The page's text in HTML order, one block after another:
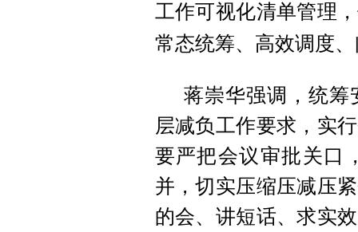
工作可视化清单管理
常态统筹、高效调度
蒋崇华强调，统筹
层减负工作要求，实
要严把会议审批关口
并，切实压缩压减压
的会、讲短话、求实